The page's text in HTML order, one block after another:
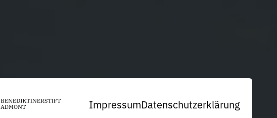
ImpressumDatenschutzerklärung